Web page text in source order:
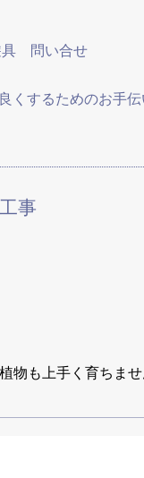
問い合せ
するためのお手伝
事
物も上手く育ちま